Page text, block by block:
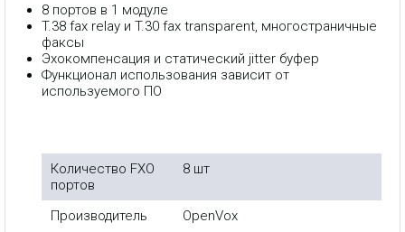
8 портов в 1 модуле
T.38 fax relay и T.30 fax transparent, многостраничные
факсы
Эхокомпенсация и статический jitter буфер
Функционал использования зависит от
используемого ПО
Количество FXO
портов
8 шт
Производитель OpenVox